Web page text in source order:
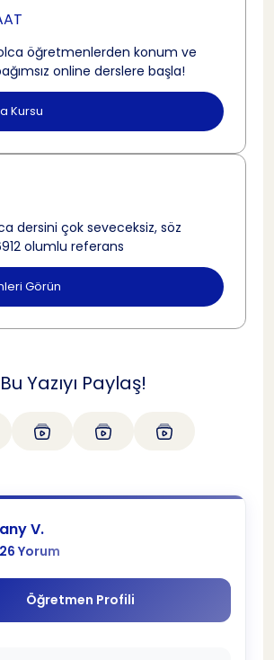
öğretmenlerden konum ve
online derslere başla!
Kursu
dersini çok seveceksiz, söz
olumlu referans
Görün
Bu Yazıyı Paylaş!
V.
26 Yorum
Öğretmen Profili